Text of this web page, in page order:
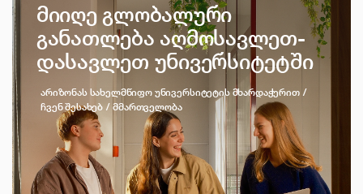
აკადემიური პროცესი
მიღება
Powered by ASU
საერთაშორისო
სიახლეები
მიიღე გლობალური
განათლება აღმოსავლეთ-
დასავლეთ უნივერსიტეტში
არიზონას სახელმწიფო უნივერსიტეტის მხარდაჭერით
ჩვენ შესახებ
მმართველობა